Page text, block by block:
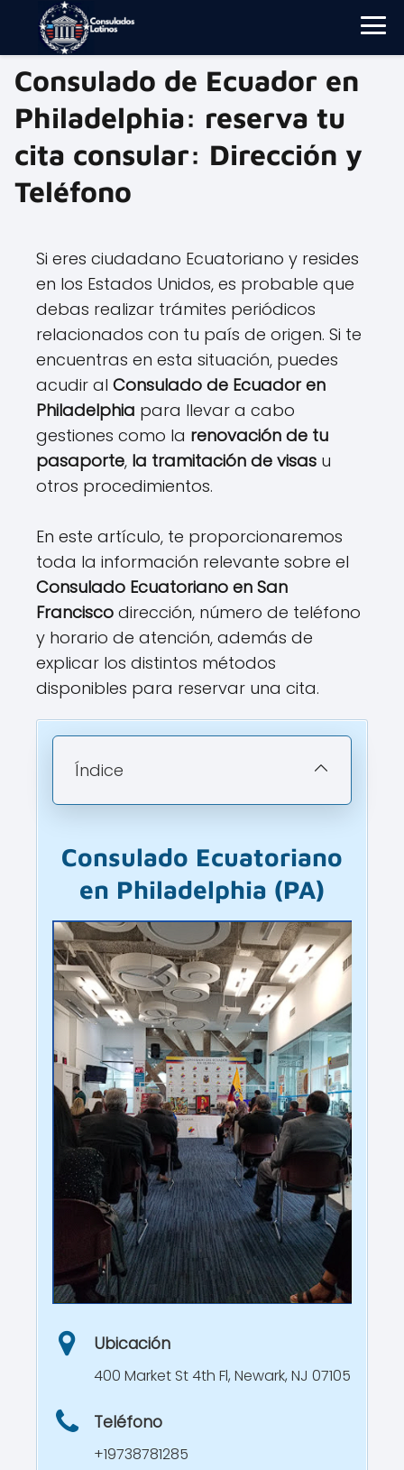
Consulado de Ecuador en
Philadelphia: reserva tu
cita consular: Dirección y
Teléfono
Si eres ciudadano Ecuatoriano y resides
en los Estados Unidos, es probable que
debas realizar trámites periódicos
relacionados con tu país de origen. Si te
encuentras en esta situación, puedes
acudir al Consulado de Ecuador en
Philadelphia para llevar a cabo
gestiones como la renovación de tu
pasaporte, la tramitación de visas u
otros procedimientos.
En este artículo, te proporcionaremos
toda la información relevante sobre el
Consulado Ecuatoriano en San
Francisco dirección, número de teléfono
y horario de atención, además de
explicar los distintos métodos
disponibles para reservar una cita.
Índice
Consulado Ecuatoriano
en Philadelphia (PA)
Ubicación
400 Market St 4th Fl, Newark, NJ 07105
Teléfono
+19738781285